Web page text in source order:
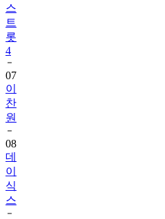
스
트
롯
4
07
이
찬
원
08
데
이
식
스